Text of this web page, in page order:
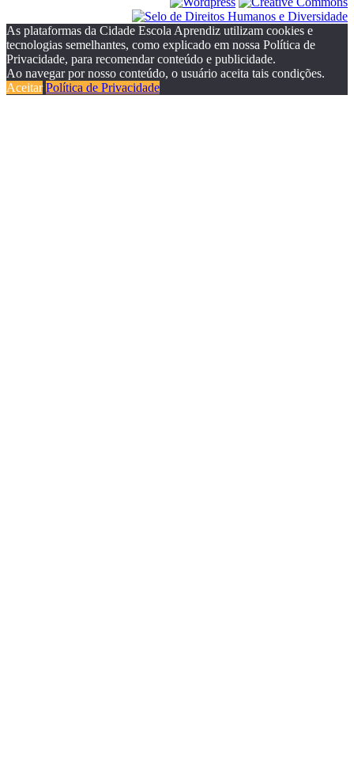
As plataformas da Cidade Escola Aprendiz utilizam cookies e
tecnologias semelhantes, como explicado em nossa Política de
Privacidade, para recomendar conteúdo e publicidade.
Ao navegar por nosso conteúdo, o usuário aceita tais condições.
Aceitar Política de Privacidade